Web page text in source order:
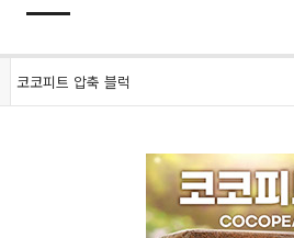
코코피트 압축 블럭